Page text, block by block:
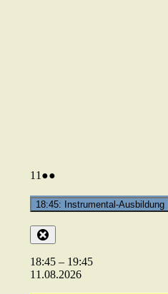
11 11.08.2026
●●
18:45: Instrumental-Ausbildung
18:45 – 19:45
11.08.2026